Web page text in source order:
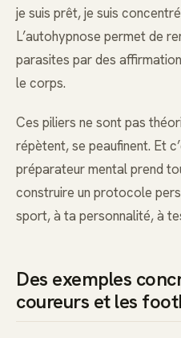
je suis prêt, je suis
L’autohypnose permet de
parasites par des
le corps.
Ces piliers ne sont pas
répètent, se peaufinent. Et
préparateur mental prend
construire un protocole
sport, à ta personnalité, à
Des exemples
coureurs et les